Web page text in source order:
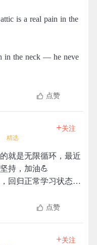
is a real pain in the
in the neck — he neve
点赞
精选
+关注
就是无限循环，最近
持，加油💪
回归正常学习状态…
点赞
+关注